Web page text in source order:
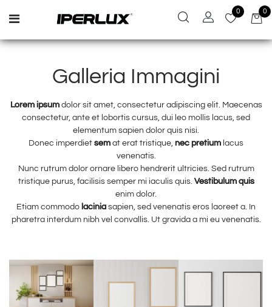
Open menu
0 0
Galleria Immagini
Lorem ipsumdolor sit amet, consectetur adipiscing elit. Maecenas
consectetur, ante et lobortis cursus, dui leo mollis lacus, sed
elementum sapien dolor quis nisi.
Donec imperdiet sem at erat tristique, nec pretium lacus
venenatis.
Nunc rutrum dolor ornare libero hendrerit ultricies. Sed rutrum
tristique purus, facilisis semper mi iaculis quis. Vestibulum quis
enim dolor.
Etiam commodo lacinia sapien, sed venenatis eros laoreet a. In
pharetra interdum nibh vel convallis. Ut gravida a mi eu venenatis.